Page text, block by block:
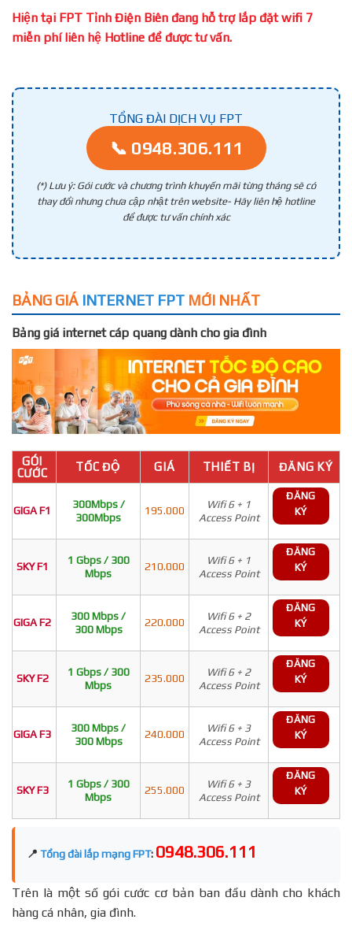
Hiện tại FPT Tỉnh Điện Biên đang hỗ trợ lắp đặt wifi 7
miễn phí liên hệ Hotline để được tư vấn.
TỔNG ĐÀI DỊCH VỤ FPT
📞 0948.306.111
(*) Lưu ý: Gói cước và chương trình khuyến mãi từng tháng sẽ có
thay đổi nhưng chưa cập nhật trên website- Hãy liên hệ hotline
để được tư vấn chính xác
BẢNG GIÁ INTERNET FPT MỚI NHẤT
Bảng giá internet cáp quang dành cho gia đình
GÓI
CƯỚC
TỐC ĐỘ GIÁ THIẾT BỊ ĐĂNG KÝ
GIGA F1
300Mbps /
300Mbps
195.000
Wifi 6 + 1
Access Point
ĐĂNG
KÝ
SKY F1
1 Gbps / 300
Mbps
210.000
Wifi 6 + 1
Access Point
ĐĂNG
KÝ
GIGA F2
300 Mbps /
300 Mbps
220.000
Wifi 6 + 2
Access Point
ĐĂNG
KÝ
SKY F2
1 Gbps / 300
Mbps
235.000
Wifi 6 + 2
Access Point
ĐĂNG
KÝ
GIGA F3
300 Mbps /
300 Mbps
240.000
Wifi 6 + 3
Access Point
ĐĂNG
KÝ
SKY F3
1 Gbps / 300
Mbps
255.000
Wifi 6 + 3
Access Point
ĐĂNG
KÝ
📍 Tổng đài lắp mạng FPT: 0948.306.111
Trên là một số gói cước cơ bản ban đầu dành cho khách
hàng cá nhân, gia đình.